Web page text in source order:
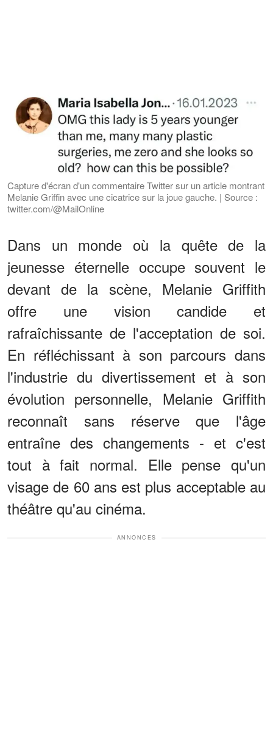
Capture d'écran d'un commentaire Twitter sur un article montrant
Melanie Griffin avec une cicatrice sur la joue gauche. | Source :
twitter.com/@MailOnline
Dans un monde où la quête de la
jeunesse éternelle occupe souvent le
devant de la scène, Melanie Griffith
offre une vision candide et
rafraîchissante de l'acceptation de soi.
En réfléchissant à son parcours dans
l'industrie du divertissement et à son
évolution personnelle, Melanie Griffith
reconnaît sans réserve que l'âge
entraîne des changements - et c'est
tout à fait normal. Elle pense qu'un
visage de 60 ans est plus acceptable au
théâtre qu'au cinéma.
ANNONCES